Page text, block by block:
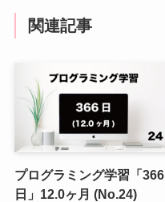
関連記事
プログラミング学習「366
日」12.0ヶ月 (No.24)